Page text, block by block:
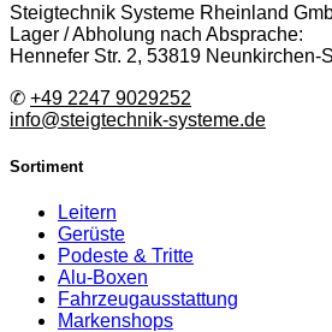
Steigtechnik Systeme Rheinland
Lager / Abholung nach Absprache:
Hennefer Str. 2, 53819 Neunkirchen-
✆ +49 2247 9029252
info@steigtechnik-systeme.de
Sortiment
Leitern
Gerüste
Podeste & Tritte
Alu-Boxen
Fahrzeugausstattung
Markenshops